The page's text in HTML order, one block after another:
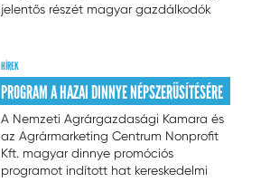
jelentős részét magyar gazdálkodók
dinnye megjelenésekor idén is
felfüggesztették az import dinnyefélék
beszerzését.
HÍREK
PROGRAM A HAZAI DINNYE NÉPSZERŰSÍTÉSÉRE
A Nemzeti Agrárgazdasági Kamara és
az Agrármarketing Centrum Nonprofit
Kft. magyar dinnye promóciós
programot indított hat kereskedelmi